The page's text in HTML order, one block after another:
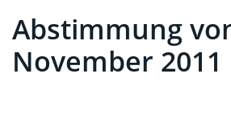
Abstimmung
November 2011